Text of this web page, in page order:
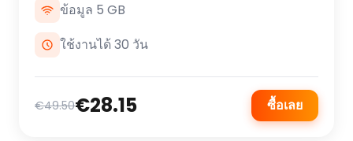
ข้อมูล 5 GB
ใช้งานได้ 30 วัน
€49.50€28.15 ซื้อเลย